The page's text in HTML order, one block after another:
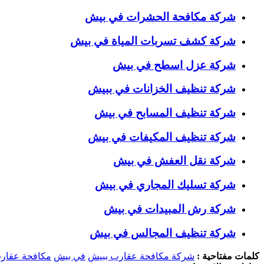
شركة مكافحة الحشرات في بيش
شركة كشف تسربات المياة في بيش
شركة عزل اسطح في بيش
شركة تنظيف الخزانات في ببيش
شركة تنظيف المسابح في بيش
شركة تنظيف المكيفات في بيش
شركة نقل العفش في بيش
شركة تسليك المجاري في بيش
شركة رش المبيدات في بيش
شركة تنظيف المجالس في بيش
كلمات مفتاحية : شركة مكافحة عقارب ببيش في بيش مكافحة